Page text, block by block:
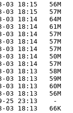
03 18:15   56M
03 18:15   57M
03 18:14   64M
03 18:14   61M
03 18:14   57M
03 18:14   57M
03 18:14   57M
03 18:14   50M
03 18:14   57M
03 18:13   58M
03 18:13   59M
03 18:13   60M
03 18:13   56M
25 23:13    -